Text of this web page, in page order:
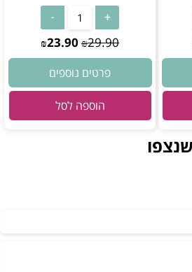
₪29.90
₪23.90
פרטים נוספים
הוספה לסל